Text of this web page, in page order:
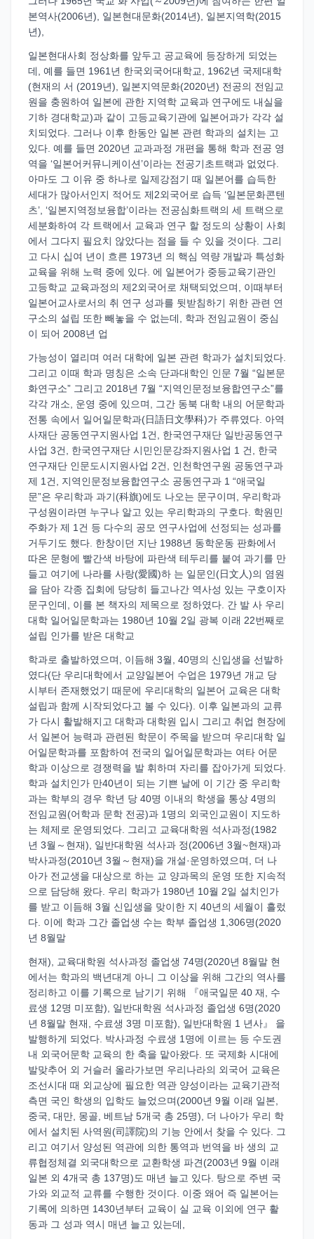
본역사(2006년), 일본현대문화(2014년), 일본지역학(2015
년),
일본현대사회 정상화를 앞두고 공교육에 등장하게 되었는
데, 예를 들면 1961년 한국외국어대학교, 1962년 국제대학
(현재의 서 (2019년), 일본지역문화(2020년) 전공의 전임교
원을 충원하여 일본에 관한 지역학 교육과 연구에도 내실을
기하 경대학교)과 같이 고등교육기관에 일본어과가 각각 설
치되었다. 그러나 이후 한동안 일본 관련 학과의 설치는 고
있다. 예를 들면 2020년 교과과정 개편을 통해 학과 전공 영
역을 ‘일본어커뮤니케이션’이라는 전공기초트랙과 없었다.
아마도 그 이유 중 하나로 일제강점기 때 일본어를 습득한
세대가 많아서인지 적어도 제2외국어로 습득 ‘일본문화콘텐
츠’, ‘일본지역정보융합’이라는 전공심화트랙의 세 트랙으로
세분화하여 각 트랙에서 교육과 연구 할 정도의 상황이 사회
에서 그다지 필요치 않았다는 점을 들 수 있을 것이다. 그리
고 다시 십여 년이 흐른 1973년 의 핵심 역량 개발과 특성화
교육을 위해 노력 중에 있다. 에 일본어가 중등교육기관인
고등학교 교육과정의 제2외국어로 채택되었으며, 이때부터
일본어교사로서의 취 연구 성과를 뒷받침하기 위한 관련 연
구소의 설립 또한 빼놓을 수 없는데, 학과 전임교원이 중심
이 되어 2008년 업
가능성이 열리며 여러 대학에 일본 관련 학과가 설치되었다.
그리고 이때 학과 명칭은 소속 단과대학인 인문 7월 “일본문
화연구소” 그리고 2018년 7월 “지역인문정보융합연구소”를
각각 개소, 운영 중에 있으며, 그간 동북 대학 내의 어문학과
전통 속에서 일어일문학과(日語日文學科)가 주류였다. 아역
사재단 공동연구지원사업 1건, 한국연구재단 일반공동연구
사업 3건, 한국연구재단 시민인문강좌지원사업 1 건, 한국
연구재단 인문도시지원사업 2건, 인천학연구원 공동연구과
제 1건, 지역인문정보융합연구소 공동연구과 1 “애국일
문”은 우리학과 과기(科旗)에도 나오는 문구이며, 우리학과
구성원이라면 누구나 알고 있는 우리학과의 구호다. 학원민
주화가 제 1건 등 다수의 공모 연구사업에 선정되는 성과를
거두기도 했다. 한창이던 지난 1988년 동학운동 판화에서
따온 문형에 빨간색 바탕에 파란색 테두리를 붙여 과기를 만
들고 여기에 나라를 사랑(愛國)하 는 일문인(日文人)의 염원
을 담아 각종 집회에 당당히 들고나간 역사성 있는 구호이자
문구인데, 이를 본 책자의 제목으로 정하였다. 간 발 사 우리
대학 일어일문학과는 1980년 10월 2일 광복 이래 22번째로
설립 인가를 받은 대학교
학과로 출발하였으며, 이듬해 3월, 40명의 신입생을 선발하
였다(단 우리대학에서 교양일본어 수업은 1979년 개교 당
시부터 존재했었기 때문에 우리대학의 일본어 교육은 대학
설립과 함께 시작되었다고 볼 수 있다). 이후 일본과의 교류
가 다시 활발해지고 대학과 대학원 입시 그리고 취업 현장에
서 일본어 능력과 관련된 학문이 주목을 받으며 우리대학 일
어일문학과를 포함하여 전국의 일어일문학과는 여타 어문
학과 이상으로 경쟁력을 발 휘하며 자리를 잡아가게 되었다.
학과 설치인가 만40년이 되는 기쁜 날에 이 기간 중 우리학
과는 학부의 경우 학년 당 40명 이내의 학생을 통상 4명의
전임교원(어학과 문학 전공)과 1명의 외국인교원이 지도하
는 체제로 운영되었다. 그리고 교육대학원 석사과정(1982
년 3월～현재), 일반대학원 석사과 정(2006년 3월~현재)과
박사과정(2010년 3월～현재)을 개설·운영하였으며, 더 나
아가 전교생을 대상으로 하는 교 양과목의 운영 또한 지속적
으로 담당해 왔다. 우리 학과가 1980년 10월 2일 설치인가
를 받고 이듬해 3월 신입생을 맞이한 지 40년의 세월이 흘렀
다. 이에 학과 그간 졸업생 수는 학부 졸업생 1,306명(2020
년 8월말
현재), 교육대학원 석사과정 졸업생 74명(2020년 8월말 현
에서는 학과의 백년대계 아니 그 이상을 위해 그간의 역사를
정리하고 이를 기록으로 남기기 위해 『애국일문 40 재, 수
료생 12명 미포함), 일반대학원 석사과정 졸업생 6명(2020
년 8월말 현재, 수료생 3명 미포함), 일반대학원 1 년사』 을
발행하게 되었다. 박사과정 수료생 1명에 이르는 등 수도권
내 외국어문학 교육의 한 축을 맡아왔다. 또 국제화 시대에
발맞추어 외 거슬러 올라가보면 우리나라의 외국어 교육은
조선시대 때 외교상에 필요한 역관 양성이라는 교육기관적
측면 국인 학생의 입학도 늘었으며(2000년 9월 이래 일본,
중국, 대만, 몽골, 베트남 5개국 총 25명), 더 나아가 우리 학
에서 설치된 사역원(司譯院)의 기능 안에서 찾을 수 있다. 그
리고 여기서 양성된 역관에 의한 통역과 번역을 바 생의 교
류협정체결 외국대학으로 교환학생 파견(2003년 9월 이래
일본 외 4개국 총 137명)도 매년 늘고 있다. 탕으로 주변 국
가와 외교적 교류를 수행한 것이다. 이중 왜어 즉 일본어는
기록에 의하면 1430년부터 교육이 실 교육 이외에 연구 활
동과 그 성과 역시 매년 늘고 있는데,